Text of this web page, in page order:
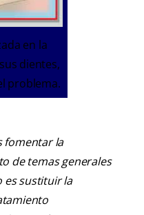
en la
dientes,
problema.
fomentar la
de temas generales
es sustituir la